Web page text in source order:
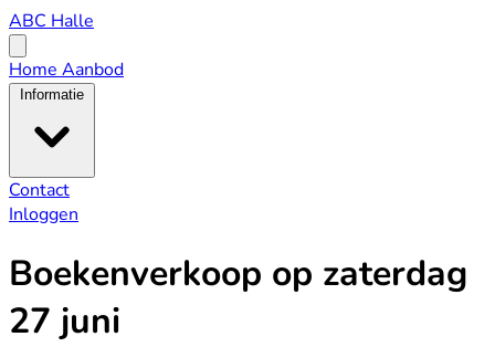
ABC
Halle
ABC Halle
menu
Home Aanbod
Informatie
Contact
Inloggen
Boekenverkoop op zaterdag
27 juni